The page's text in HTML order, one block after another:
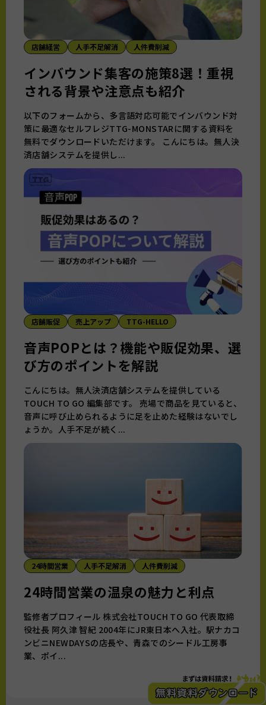
店舗経営 人手不足解消 人件費削減
インバウンド集客の施策8選！重視
される背景や注意点も紹介
以下のフォームから、多言語対応可能でインバウンド対
策に最適なセルフレジTTG-MONSTARに関する資料を
無料でダウンロードいただけます。 こんにちは。無人決
済店舗システムを提供し...
店舗販促 売上アップ TTG-HELLO
音声POPとは？機能や販促効果、選
び方のポイントを解説
こんにちは。無人決済店舗システムを提供している
TOUCH TO GO 編集部です。 売場で商品を見ていると、
音声に呼び止められるように足を止めた経験はないでし
ょうか。人手不足が続く...
24時間営業 人手不足解消 人件費削減
24時間営業の温泉の魅力と利点
監修者プロフィール 株式会社TOUCH TO GO 代表取締
役社長 阿久津 智紀 2004年にJR東日本へ入社。駅ナカコ
ンビニNEWDAYSの店長や、青森でのシードル工房事
業、ポイ...